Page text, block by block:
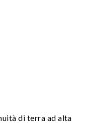
di terra ad alta